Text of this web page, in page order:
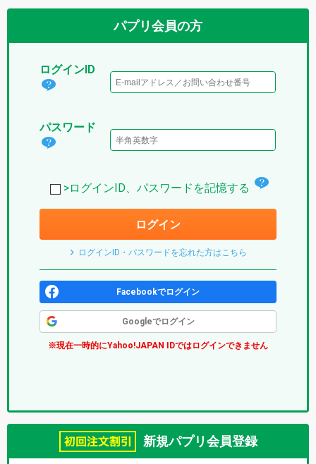
パプリ会員の方
ログインID
ログ
IDと
プ
パスワード
パス
ド
は？
リ)
>ログインID、パスワードを記憶する
ェ
ボ
ク
ス
ログイン
ログインID・パスワードを忘れた方はこちら
Facebookでログイン
Googleでログイン
※現在一時的にYahoo!JAPAN IDではログインできません
新規パプリ会員登録